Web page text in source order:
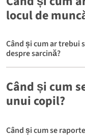
locul de
Când și cum ar trebui
despre sarcină?
Când și cum
unui copil?
Când și cum se